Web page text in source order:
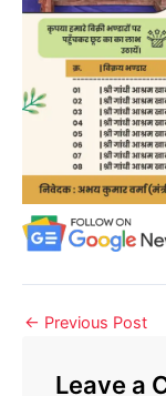
← Previous Post
Leave a